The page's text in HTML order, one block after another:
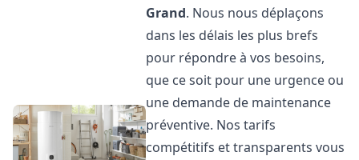
Grand. Nous nous déplaçons
dans les délais les plus brefs
pour répondre à vos besoins,
que ce soit pour une urgence ou
une demande de maintenance
préventive. Nos tarifs
compétitifs et transparents vous